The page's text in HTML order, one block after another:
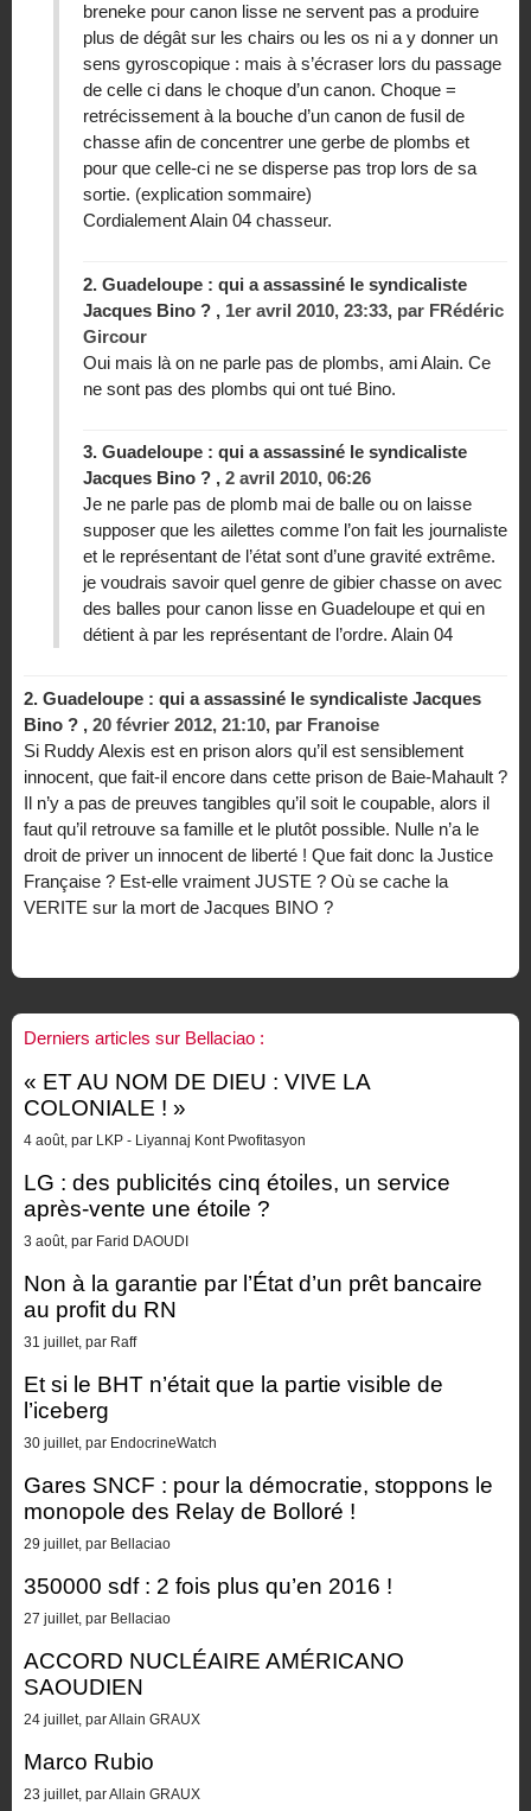
breneke pour canon lisse ne servent pas a produire
plus de dégât sur les chairs ou les os ni a y donner un
sens gyroscopique : mais à s’écraser lors du passage
de celle ci dans le choque d’un canon. Choque =
retrécissement à la bouche d’un canon de fusil de
chasse afin de concentrer une gerbe de plombs et
pour que celle-ci ne se disperse pas trop lors de sa
sortie. (explication sommaire)
Cordialement Alain 04 chasseur.
2. Guadeloupe : qui a assassiné le syndicaliste
Jacques Bino ? , 1er avril 2010, 23:33, par FRédéric
Gircour
Oui mais là on ne parle pas de plombs, ami Alain. Ce
ne sont pas des plombs qui ont tué Bino.
3. Guadeloupe : qui a assassiné le syndicaliste
Jacques Bino ? , 2 avril 2010, 06:26
Je ne parle pas de plomb mai de balle ou on laisse
supposer que les ailettes comme l’on fait les journaliste
et le représentant de l’état sont d’une gravité extrême.
je voudrais savoir quel genre de gibier chasse on avec
des balles pour canon lisse en Guadeloupe et qui en
détient à par les représentant de l’ordre. Alain 04
2. Guadeloupe : qui a assassiné le syndicaliste Jacques
Bino ? , 20 février 2012, 21:10, par Franoise
Si Ruddy Alexis est en prison alors qu’il est sensiblement
innocent, que fait-il encore dans cette prison de Baie-Mahault ?
Il n’y a pas de preuves tangibles qu’il soit le coupable, alors il
faut qu’il retrouve sa famille et le plutôt possible. Nulle n’a le
droit de priver un innocent de liberté ! Que fait donc la Justice
Française ? Est-elle vraiment JUSTE ? Où se cache la
VERITE sur la mort de Jacques BINO ?
Derniers articles sur Bellaciao :
« ET AU NOM DE DIEU : VIVE LA
COLONIALE ! »
4 août, par LKP - Liyannaj Kont Pwofitasyon
LG : des publicités cinq étoiles, un service
après-vente une étoile ?
3 août, par Farid DAOUDI
Non à la garantie par l’État d’un prêt bancaire
au profit du RN
31 juillet, par Raff
Et si le BHT n’était que la partie visible de
l’iceberg
30 juillet, par EndocrineWatch
Gares SNCF : pour la démocratie, stoppons le
monopole des Relay de Bolloré !
29 juillet, par Bellaciao
350000 sdf : 2 fois plus qu’en 2016 !
27 juillet, par Bellaciao
ACCORD NUCLÉAIRE AMÉRICANO
SAOUDIEN
24 juillet, par Allain GRAUX
Marco Rubio
23 juillet, par Allain GRAUX